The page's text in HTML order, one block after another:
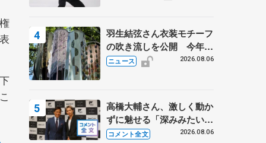
羽生結弦さん衣装モチーフ
の吹き流しを公開 今年は
「春よ、来い」、仙台の瑞
ニュース 2026.08.06
高橋大輔さん、激しく動か
ずに魅せる「深みみたいな
ものは出てきている？」
コメント全文 2026.08.06